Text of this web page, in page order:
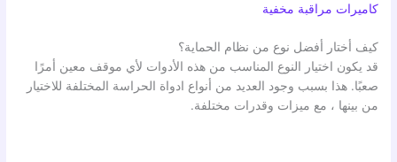
كاميرات مراقبة مخفية
كيف أختار أفضل نوع من نظام الحماية؟
قد يكون اختيار النوع المناسب من هذه الأدوات لأي موقف معين أمرًا
صعبًا. هذا بسبب وجود العديد من أنواع ادواة الحراسة المختلفة للاختيار
من بينها ، مع ميزات وقدرات مختلفة.